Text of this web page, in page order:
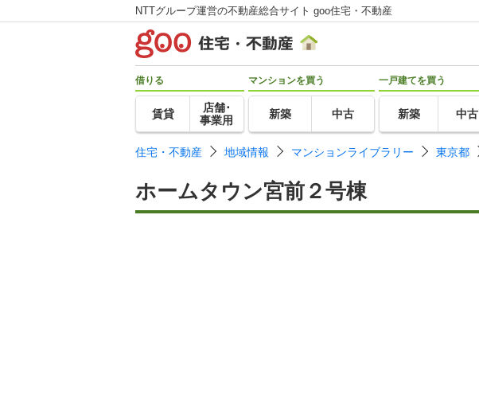
NTTグループ運営の不動産総合サイト goo住宅・不動産
借りる
賃貸
店舗･
事業用
マンションを買う
新築 中古
一戸建てを買う
新築 中古
住宅・不動産 地域情報 マンションライブラリー 東京都
ホームタウン宮前２号棟